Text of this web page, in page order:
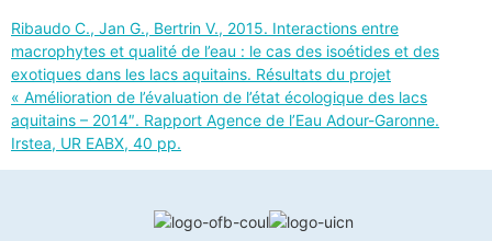
Ribaudo C., Jan G., Bertrin V., 2015. Interactions entre
macrophytes et qualité de l’eau : le cas des isoétides et des
exotiques dans les lacs aquitains. Résultats du projet
« Amélioration de l’évaluation de l’état écologique des lacs
aquitains – 2014″. Rapport Agence de l’Eau Adour-Garonne.
Irstea, UR EABX, 40 pp.